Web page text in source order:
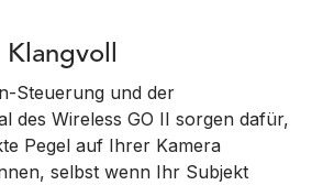
Klangvoll
Steuerung und der
des Wireless GO II sorgen dafür,
Pegel auf Ihrer Kamera
selbst wenn Ihr Subjekt